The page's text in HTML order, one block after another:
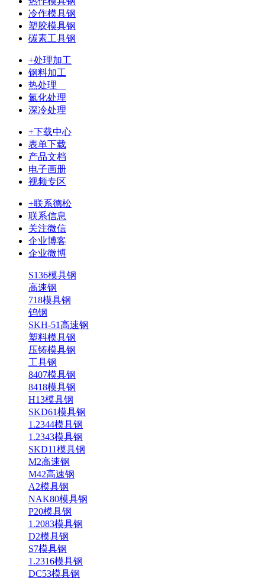
冷作模具钢
塑胶模具钢
碳素工具钢
+处理加工
钢料加工
热处理
氮化处理
深冷处理
+下载中心
表单下载
产品文档
电子画册
视频专区
+联系德松
联系信息
关注微信
企业博客
企业微博
S136模具钢
高速钢
718模具钢
钨钢
SKH-51高速钢
塑料模具钢
压铸模具钢
工具钢
8407模具钢
8418模具钢
H13模具钢
SKD61模具钢
1.2344模具钢
1.2343模具钢
SKD11模具钢
M2高速钢
M42高速钢
A2模具钢
NAK80模具钢
P20模具钢
1.2083模具钢
D2模具钢
S7模具钢
1.2316模具钢
DC53模具钢